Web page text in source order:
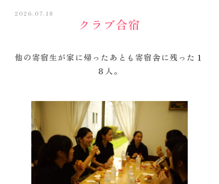
2026.07.18
クラブ合宿
他の寄宿生が家に帰ったあとも寄宿舎に残った１
８人。